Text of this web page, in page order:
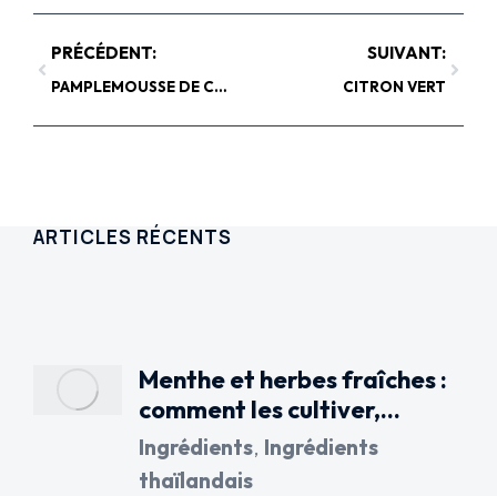
PRÉCÉDENT:
PAMPLEMOUSSE DE CHINE OU POMÉLO
SUIVANT:
CITRON VERT
ARTICLES RÉCENTS
Menthe et herbes fraîches :
comment les cultiver,…
Ingrédients, Ingrédients
thaïlandais